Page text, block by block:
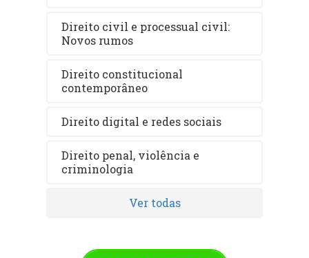
Direito civil e processual civil:
Novos rumos
Direito constitucional
contemporâneo
Direito digital e redes sociais
Direito penal, violência e
criminologia
Ver todas